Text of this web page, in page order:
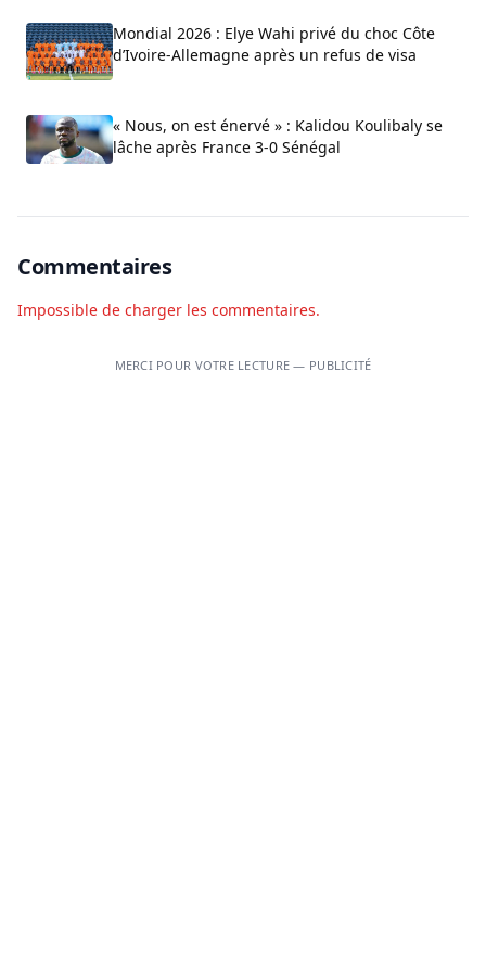
Mondial 2026 : Elye Wahi privé du choc Côte
d’Ivoire-Allemagne après un refus de visa
« Nous, on est énervé » : Kalidou Koulibaly se
lâche après France 3-0 Sénégal
Commentaires
Impossible de charger les commentaires.
MERCI POUR VOTRE LECTURE — PUBLICITÉ